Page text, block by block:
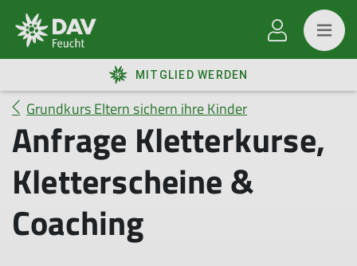
MITGLIED WERDEN
Grundkurs Eltern sichern ihre Kinder
Anfrage Kletterkurse,
Kletterscheine &
Coaching